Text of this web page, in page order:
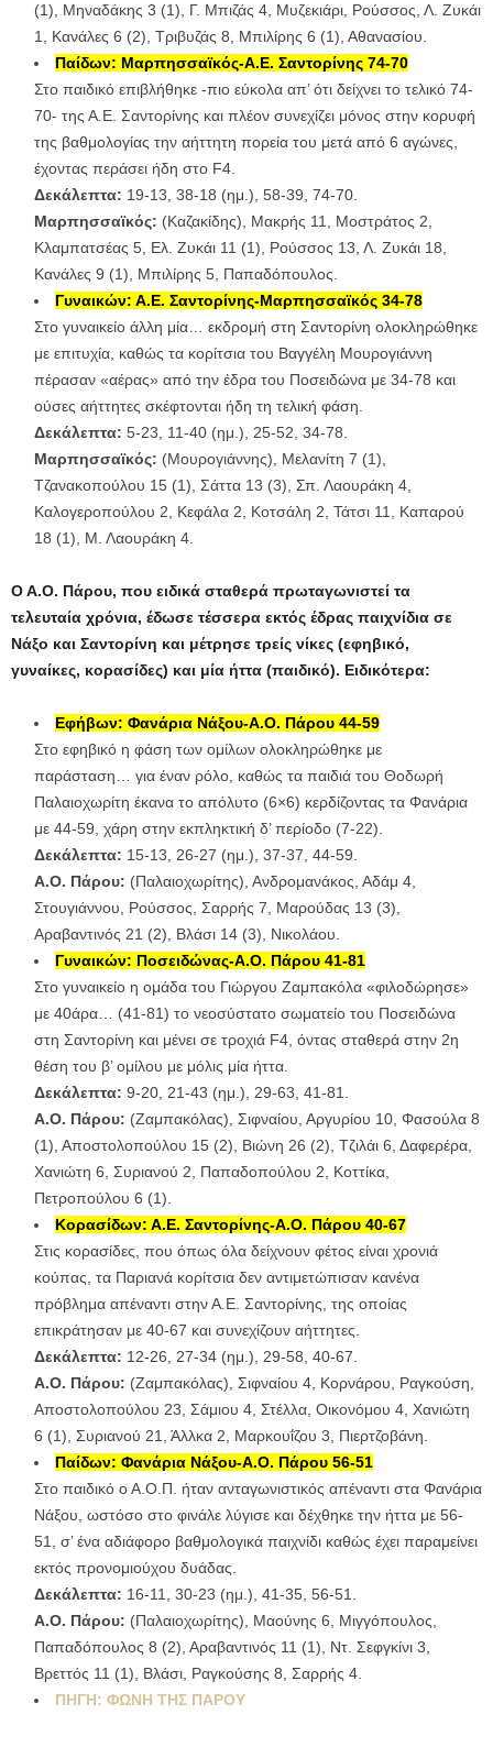
(1), Μηναδάκης 3 (1), Γ. Μπιζάς 4, Μυζεκιάρι, Ρούσσος, Λ. Ζυκάι
1, Κανάλες 6 (2), Τριβυζάς 8, Μπιλίρης 6 (1), Αθανασίου.
Παίδων: Μαρπησσαϊκός-Α.Ε. Σαντορίνης 74-70
Στο παιδικό επιβλήθηκε -πιο εύκολα απ’ ότι δείχνει το τελικό 74-
70- της Α.Ε. Σαντορίνης και πλέον συνεχίζει μόνος στην κορυφή
της βαθμολογίας την αήττητη πορεία του μετά από 6 αγώνες,
έχοντας περάσει ήδη στο F4.
Δεκάλεπτα: 19-13, 38-18 (ημ.), 58-39, 74-70.
Μαρπησσαϊκός: (Καζακίδης), Μακρής 11, Μοστράτος 2,
Κλαμπατσέας 5, Ελ. Ζυκάι 11 (1), Ρούσσος 13, Λ. Ζυκάι 18,
Κανάλες 9 (1), Μπιλίρης 5, Παπαδόπουλος.
Γυναικών: Α.Ε. Σαντορίνης-Μαρπησσαϊκός 34-78
Στο γυναικείο άλλη μία… εκδρομή στη Σαντορίνη ολοκληρώθηκε
με επιτυχία, καθώς τα κορίτσια του Βαγγέλη Μουρογιάννη
πέρασαν «αέρας» από την έδρα του Ποσειδώνα με 34-78 και
ούσες αήττητες σκέφτονται ήδη τη τελική φάση.
Δεκάλεπτα: 5-23, 11-40 (ημ.), 25-52, 34-78.
Μαρπησσαϊκός: (Μουρογιάννης), Μελανίτη 7 (1),
Τζανακοπούλου 15 (1), Σάττα 13 (3), Σπ. Λαουράκη 4,
Καλογεροπούλου 2, Κεφάλα 2, Κοτσάλη 2, Τάτσι 11, Καπαρού
18 (1), Μ. Λαουράκη 4.
Ο Α.Ο. Πάρου, που ειδικά σταθερά πρωταγωνιστεί τα
τελευταία χρόνια, έδωσε τέσσερα εκτός έδρας παιχνίδια σε
Νάξο και Σαντορίνη και μέτρησε τρείς νίκες (εφηβικό,
γυναίκες, κορασίδες) και μία ήττα (παιδικό). Ειδικότερα:
Εφήβων: Φανάρια Νάξου-Α.Ο. Πάρου 44-59
Στο εφηβικό η φάση των ομίλων ολοκληρώθηκε με
παράσταση… για έναν ρόλο, καθώς τα παιδιά του Θοδωρή
Παλαιοχωρίτη έκανα το απόλυτο (6×6) κερδίζοντας τα Φανάρια
με 44-59, χάρη στην εκπληκτική δ’ περίοδο (7-22).
Δεκάλεπτα: 15-13, 26-27 (ημ.), 37-37, 44-59.
Α.Ο. Πάρου: (Παλαιοχωρίτης), Ανδρομανάκος, Αδάμ 4,
Στουγιάννου, Ρούσσος, Σαρρής 7, Μαρούδας 13 (3),
Αραβαντινός 21 (2), Βλάσι 14 (3), Νικολάου.
Γυναικών: Ποσειδώνας-Α.Ο. Πάρου 41-81
Στο γυναικείο η ομάδα του Γιώργου Ζαμπακόλα «φιλοδώρησε»
με 40άρα… (41-81) το νεοσύστατο σωματείο του Ποσειδώνα
στη Σαντορίνη και μένει σε τροχιά F4, όντας σταθερά στην 2η
θέση του β’ ομίλου με μόλις μία ήττα.
Δεκάλεπτα: 9-20, 21-43 (ημ.), 29-63, 41-81.
Α.Ο. Πάρου: (Ζαμπακόλας), Σιφναίου, Αργυρίου 10, Φασούλα 8
(1), Αποστολοπούλου 15 (2), Βιώνη 26 (2), Τζιλάι 6, Δαφερέρα,
Χανιώτη 6, Συριανού 2, Παπαδοπούλου 2, Κοττίκα,
Πετροπούλου 6 (1).
Κορασίδων: Α.Ε. Σαντορίνης-Α.Ο. Πάρου 40-67
Στις κορασίδες, που όπως όλα δείχνουν φέτος είναι χρονιά
κούπας, τα Παριανά κορίτσια δεν αντιμετώπισαν κανένα
πρόβλημα απέναντι στην Α.Ε. Σαντορίνης, της οποίας
επικράτησαν με 40-67 και συνεχίζουν αήττητες.
Δεκάλεπτα: 12-26, 27-34 (ημ.), 29-58, 40-67.
Α.Ο. Πάρου: (Ζαμπακόλας), Σιφναίου 4, Κορνάρου, Ραγκούση,
Αποστολοπούλου 23, Σάμιου 4, Στέλλα, Οικονόμου 4, Χανιώτη
6 (1), Συριανού 21, Άλλκα 2, Μαρκουΐζου 3, Πιερτζοβάνη.
Παίδων: Φανάρια Νάξου-Α.Ο. Πάρου 56-51
Στο παιδικό ο Α.Ο.Π. ήταν ανταγωνιστικός απέναντι στα Φανάρια
Νάξου, ωστόσο στο φινάλε λύγισε και δέχθηκε την ήττα με 56-
51, σ’ ένα αδιάφορο βαθμολογικά παιχνίδι καθώς έχει παραμείνει
εκτός προνομιούχου δυάδας.
Δεκάλεπτα: 16-11, 30-23 (ημ.), 41-35, 56-51.
Α.Ο. Πάρου: (Παλαιοχωρίτης), Μαούνης 6, Μιγγόπουλος,
Παπαδόπουλος 8 (2), Αραβαντινός 11 (1), Ντ. Σεφγκίνι 3,
Βρεττός 11 (1), Βλάσι, Ραγκούσης 8, Σαρρής 4.
ΠΗΓΗ: ΦΩΝΗ ΤΗΣ ΠΑΡΟΥ